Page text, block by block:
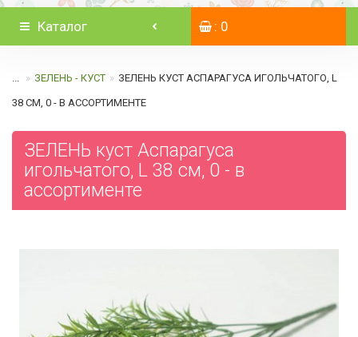
Каталог : 0
... ЗЕЛЕНЬ - КУСТ ЗЕЛЕНЬ КУСТ АСПАРАГУСА ИГОЛЬЧАТОГО, L
38 СМ, 0 - В АССОРТИМЕНТЕ
ЗЕЛЕНЬ куст Аспарагуса
игольчатого, L 38 см, 0 - в
ассортименте